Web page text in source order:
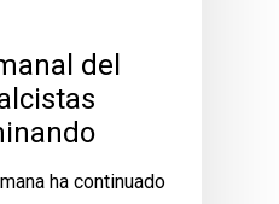
del
ha continuado